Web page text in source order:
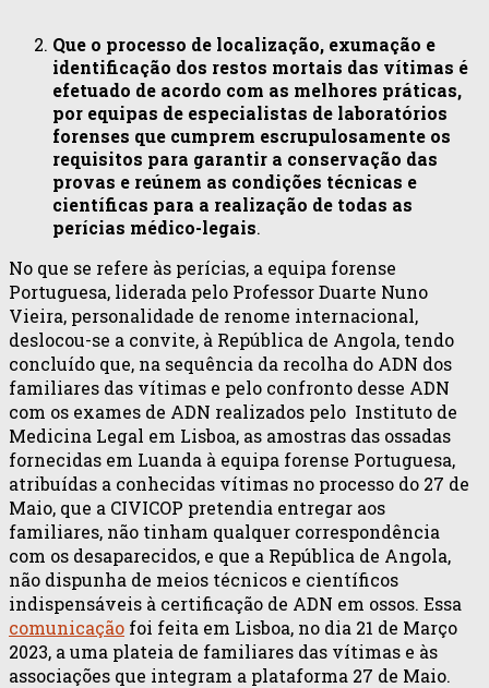
Que o processo de localização, exumação e
identificação dos restos mortais das vítimas é
efetuado de acordo com as melhores práticas,
por equipas de especialistas de laboratórios
forenses que cumprem escrupulosamente os
requisitos para garantir a conservação das
provas e reúnem as condições técnicas e
científicas para a realização de todas as
perícias médico-legais.
No que se refere às perícias, a equipa forense
Portuguesa, liderada pelo Professor Duarte Nuno
Vieira, personalidade de renome internacional,
deslocou-se a convite, à República de Angola, tendo
concluído que, na sequência da recolha do ADN dos
familiares das vítimas e pelo confronto desse ADN
com os exames de ADN realizados pelo Instituto de
Medicina Legal em Lisboa, as amostras das ossadas
fornecidas em Luanda à equipa forense Portuguesa,
atribuídas a conhecidas vítimas no processo do 27 de
Maio, que a CIVICOP pretendia entregar aos
familiares, não tinham qualquer correspondência
com os desaparecidos, e que a República de Angola,
não dispunha de meios técnicos e científicos
indispensáveis à certificação de ADN em ossos. Essa
comunicação foi feita em Lisboa, no dia 21 de Março
2023, a uma plateia de familiares das vítimas e às
associações que integram a plataforma 27 de Maio.